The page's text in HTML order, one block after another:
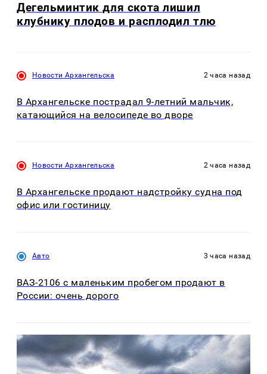
Дегельминтик для скота лишил
клубнику плодов и расплодил тлю
Новости Архангельска 2 часа назад
В Архангельске пострадал 9-летний мальчик,
катающийся на велосипеде во дворе
Новости Архангельска 2 часа назад
В Архангельске продают надстройку судна под
офис или гостиницу
Авто 3 часа назад
ВАЗ-2106 с маленьким пробегом продают в
России: очень дорого